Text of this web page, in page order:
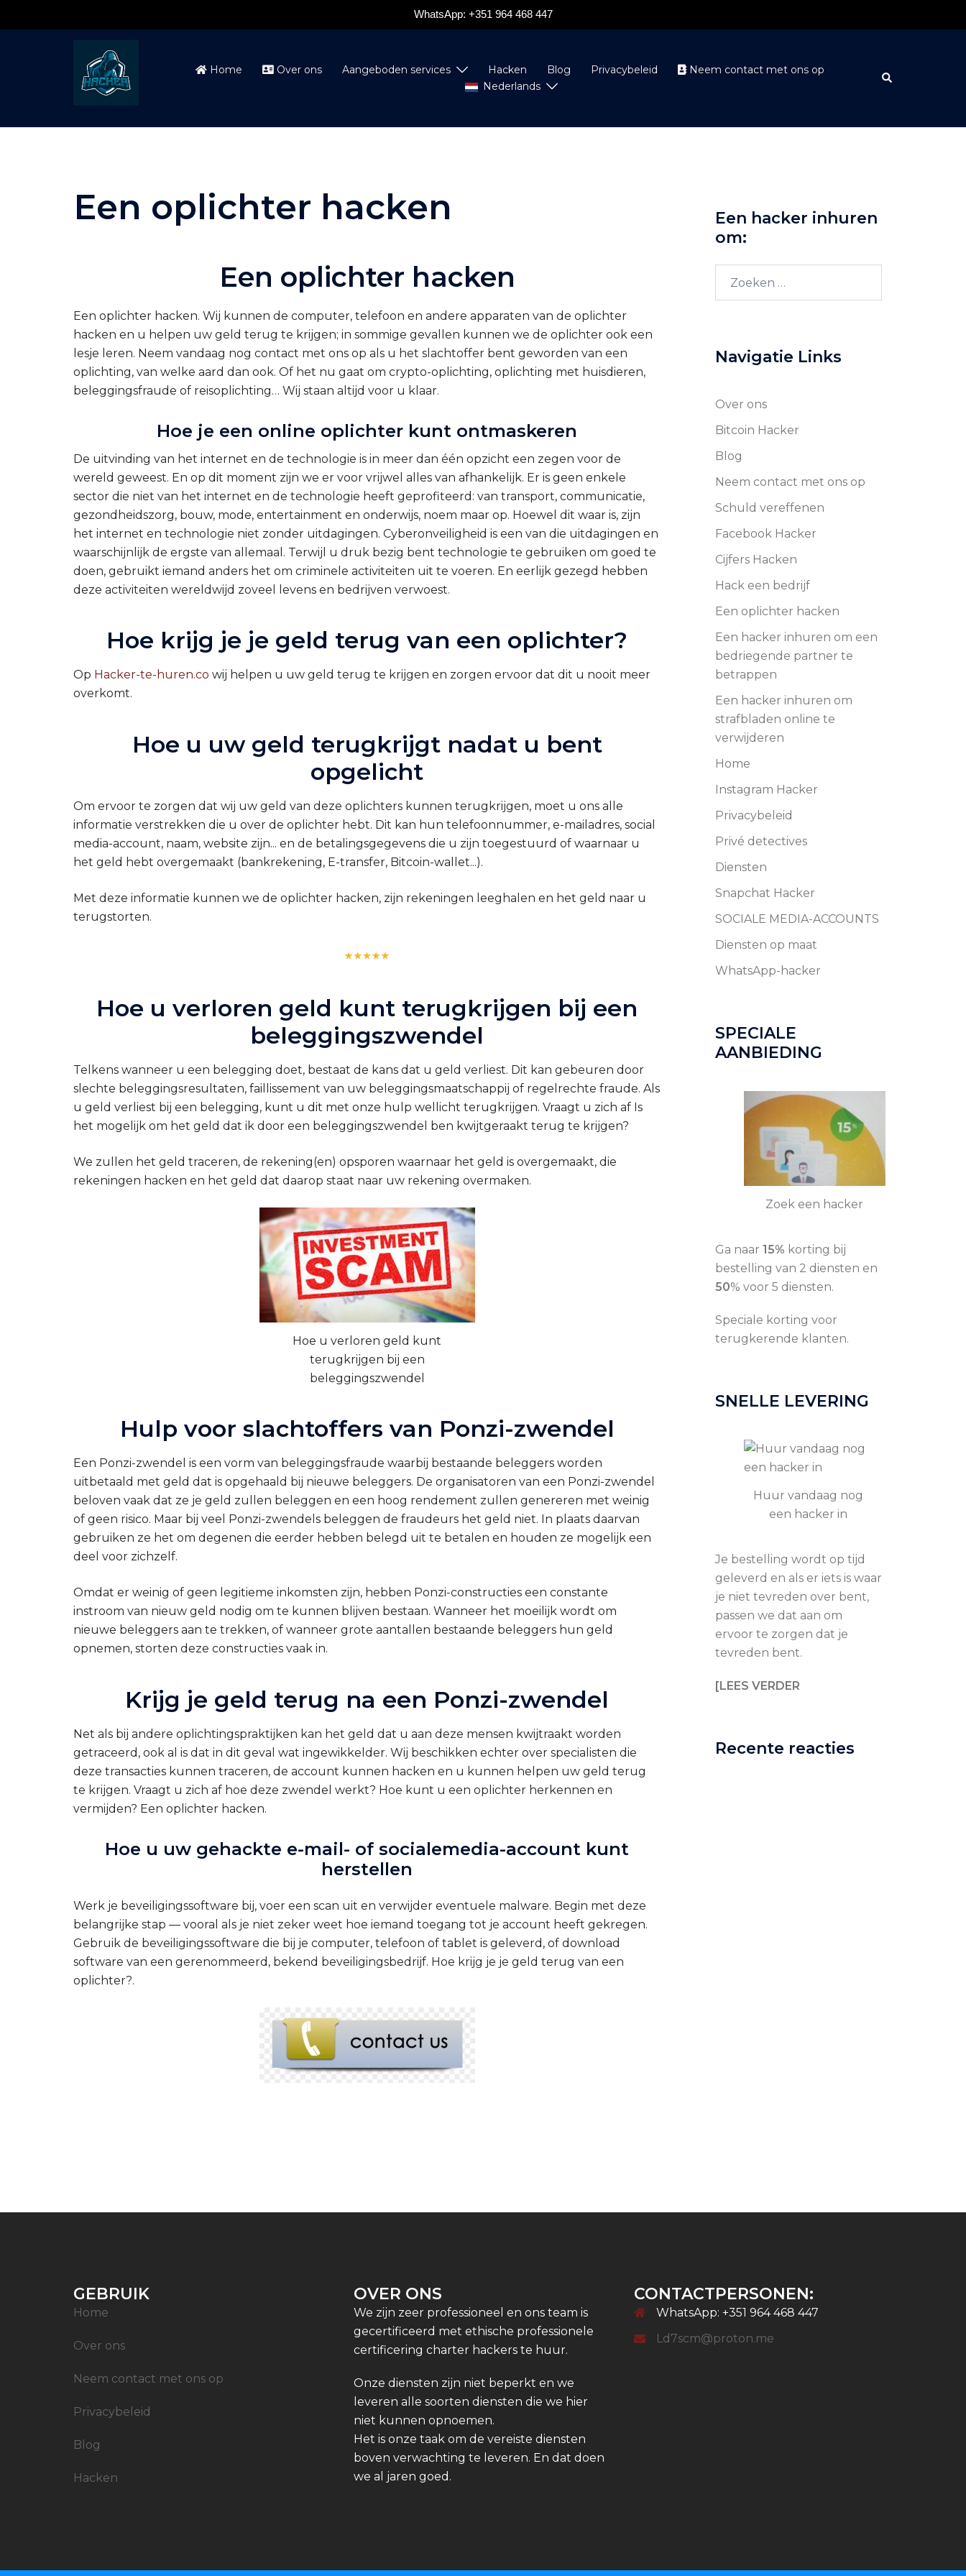
WhatsApp: +351 964 468 447
Home Over ons Aangeboden services Hacken Blog Privacybeleid
Neem contact met ons op
Nederlands
Zoeken
Een oplichter hacken
Een oplichter hacken
Een oplichter hacken. Wij kunnen de computer, telefoon en andere apparaten van de oplichter
hacken en u helpen uw geld terug te krijgen; in sommige gevallen kunnen we de oplichter ook een
lesje leren. Neem vandaag nog contact met ons op als u het slachtoffer bent geworden van een
oplichting, van welke aard dan ook. Of het nu gaat om crypto-oplichting, oplichting met huisdieren,
beleggingsfraude of reisoplichting… Wij staan altijd voor u klaar.
Hoe je een online oplichter kunt ontmaskeren
De uitvinding van het internet en de technologie is in meer dan één opzicht een zegen voor de
wereld geweest. En op dit moment zijn we er voor vrijwel alles van afhankelijk. Er is geen enkele
sector die niet van het internet en de technologie heeft geprofiteerd: van transport, communicatie,
gezondheidszorg, bouw, mode, entertainment en onderwijs, noem maar op. Hoewel dit waar is, zijn
het internet en technologie niet zonder uitdagingen. Cyberonveiligheid is een van die uitdagingen en
waarschijnlijk de ergste van allemaal. Terwijl u druk bezig bent technologie te gebruiken om goed te
doen, gebruikt iemand anders het om criminele activiteiten uit te voeren. En eerlijk gezegd hebben
deze activiteiten wereldwijd zoveel levens en bedrijven verwoest.
Hoe krijg je je geld terug van een oplichter?
Op Hacker-te-huren.co wij helpen u uw geld terug te krijgen en zorgen ervoor dat dit u nooit meer
overkomt.
Hoe u uw geld terugkrijgt nadat u bent
opgelicht
Om ervoor te zorgen dat wij uw geld van deze oplichters kunnen terugkrijgen, moet u ons alle
informatie verstrekken die u over de oplichter hebt. Dit kan hun telefoonnummer, e-mailadres, social
media-account, naam, website zijn... en de betalingsgegevens die u zijn toegestuurd of waarnaar u
het geld hebt overgemaakt (bankrekening, E-transfer, Bitcoin-wallet...).
Met deze informatie kunnen we de oplichter hacken, zijn rekeningen leeghalen en het geld naar u
terugstorten.
Hoe u verloren geld kunt terugkrijgen bij een
beleggingszwendel
Telkens wanneer u een belegging doet, bestaat de kans dat u geld verliest. Dit kan gebeuren door
slechte beleggingsresultaten, faillissement van uw beleggingsmaatschappij of regelrechte fraude. Als
u geld verliest bij een belegging, kunt u dit met onze hulp wellicht terugkrijgen. Vraagt u zich af Is
het mogelijk om het geld dat ik door een beleggingszwendel ben kwijtgeraakt terug te krijgen?
We zullen het geld traceren, de rekening(en) opsporen waarnaar het geld is overgemaakt, die
rekeningen hacken en het geld dat daarop staat naar uw rekening overmaken.
Hoe u verloren geld kunt
terugkrijgen bij een
beleggingszwendel
Hulp voor slachtoffers van Ponzi-zwendel
Een Ponzi-zwendel is een vorm van beleggingsfraude waarbij bestaande beleggers worden
uitbetaald met geld dat is opgehaald bij nieuwe beleggers. De organisatoren van een Ponzi-zwendel
beloven vaak dat ze je geld zullen beleggen en een hoog rendement zullen genereren met weinig
of geen risico. Maar bij veel Ponzi-zwendels beleggen de fraudeurs het geld niet. In plaats daarvan
gebruiken ze het om degenen die eerder hebben belegd uit te betalen en houden ze mogelijk een
deel voor zichzelf.
Omdat er weinig of geen legitieme inkomsten zijn, hebben Ponzi-constructies een constante
instroom van nieuw geld nodig om te kunnen blijven bestaan. Wanneer het moeilijk wordt om
nieuwe beleggers aan te trekken, of wanneer grote aantallen bestaande beleggers hun geld
opnemen, storten deze constructies vaak in.
Krijg je geld terug na een Ponzi-zwendel
Net als bij andere oplichtingspraktijken kan het geld dat u aan deze mensen kwijtraakt worden
getraceerd, ook al is dat in dit geval wat ingewikkelder. Wij beschikken echter over specialisten die
deze transacties kunnen traceren, de account kunnen hacken en u kunnen helpen uw geld terug
te krijgen. Vraagt u zich af hoe deze zwendel werkt? Hoe kunt u een oplichter herkennen en
vermijden? Een oplichter hacken.
Hoe u uw gehackte e-mail- of socialemedia-account kunt
herstellen
Werk je beveiligingssoftware bij, voer een scan uit en verwijder eventuele malware. Begin met deze
belangrijke stap — vooral als je niet zeker weet hoe iemand toegang tot je account heeft gekregen.
Gebruik de beveiligingssoftware die bij je computer, telefoon of tablet is geleverd, of download
software van een gerenommeerd, bekend beveiligingsbedrijf. Hoe krijg je je geld terug van een
oplichter?.
Een hacker inhuren
om:
Navigatie Links
Over ons
Bitcoin Hacker
Blog
Neem contact met ons op
Schuld vereffenen
Facebook Hacker
Cijfers Hacken
Hack een bedrijf
Een oplichter hacken
Een hacker inhuren om een
bedriegende partner te
betrappen
Een hacker inhuren om
strafbladen online te
verwijderen
Home
Instagram Hacker
Privacybeleid
Privé detectives
Diensten
Snapchat Hacker
SOCIALE MEDIA-ACCOUNTS
Diensten op maat
WhatsApp-hacker
SPECIALE
AANBIEDING
Zoek een hacker
Ga naar 15% korting bij
bestelling van 2 diensten en
50% voor 5 diensten.
Speciale korting voor
terugkerende klanten.
SNELLE LEVERING
Huur vandaag nog
een hacker in
Je bestelling wordt op tijd
geleverd en als er iets is waar
je niet tevreden over bent,
passen we dat aan om
ervoor te zorgen dat je
tevreden bent.
[LEES VERDER
Recente reacties
GEBRUIK
Home
Over ons
Neem contact met ons op
Privacybeleid
Blog
Hacken
OVER ONS
We zijn zeer professioneel en ons team is
gecertificeerd met ethische professionele
certificering charter hackers te huur.
Onze diensten zijn niet beperkt en we
leveren alle soorten diensten die we hier
niet kunnen opnoemen.
Het is onze taak om de vereiste diensten
boven verwachting te leveren. En dat doen
we al jaren goed.
CONTACTPERSONEN:
WhatsApp: +351 964 468 447
Ld7scm@proton.me